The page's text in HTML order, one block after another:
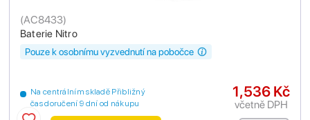
Baterie Nitro
(AC8433)
Na centrálním skladě Přibližný
čas doručení 9 dní od nákupu
Pouze k osobnímu vyzvednutí na pobočce
1,536 Kč
včetně DPH